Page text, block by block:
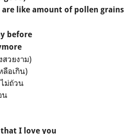
like amount of pollen grains
before
สวยงาม)
ลือเกิน)
ม่ถ้วน
น
I love you